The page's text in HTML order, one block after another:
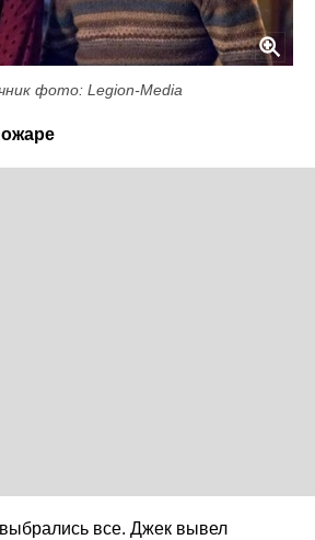
фото: Legion-Media
все. Джек вывел